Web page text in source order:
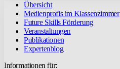
Übersicht
Medienprofis im Klassenzimmer
Future Skills Förderung
Veranstaltungen
Publikationen
Expertenblog
Informationen für: